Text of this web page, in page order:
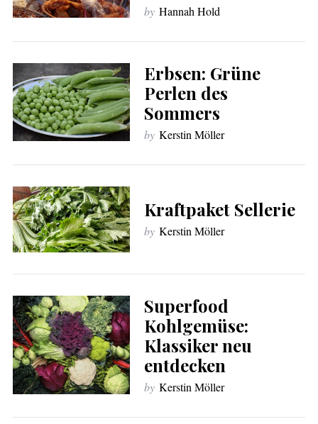
by Hannah Hold
Erbsen: Grüne
Perlen des
Sommers
by Kerstin Möller
Kraftpaket Sellerie
by Kerstin Möller
Superfood
Kohlgemüse:
Klassiker neu
entdecken
by Kerstin Möller